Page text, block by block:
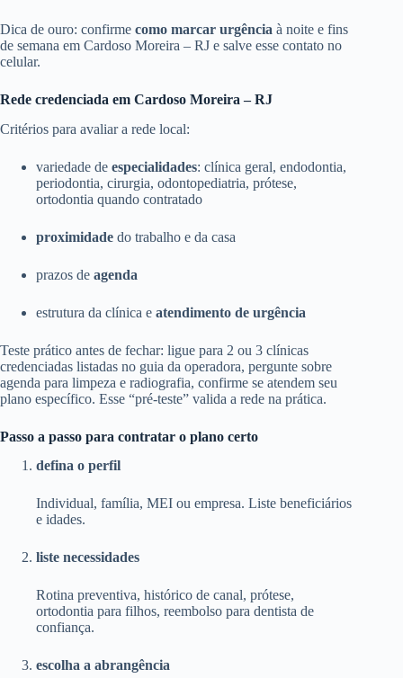
Dica de ouro: confirme como marcar urgência à noite e fins
de semana em Cardoso Moreira – RJ e salve esse contato no
celular.
Rede credenciada em Cardoso Moreira – RJ
Critérios para avaliar a rede local:
variedade de especialidades: clínica geral, endodontia,
periodontia, cirurgia, odontopediatria, prótese,
ortodontia quando contratado
proximidade do trabalho e da casa
prazos de agenda
estrutura da clínica e atendimento de urgência
Teste prático antes de fechar: ligue para 2 ou 3 clínicas
credenciadas listadas no guia da operadora, pergunte sobre
agenda para limpeza e radiografia, confirme se atendem seu
plano específico. Esse “pré-teste” valida a rede na prática.
Passo a passo para contratar o plano certo
defina o perfil
Individual, família, MEI ou empresa. Liste beneficiários
e idades.
liste necessidades
Rotina preventiva, histórico de canal, prótese,
ortodontia para filhos, reembolso para dentista de
confiança.
escolha a abrangência